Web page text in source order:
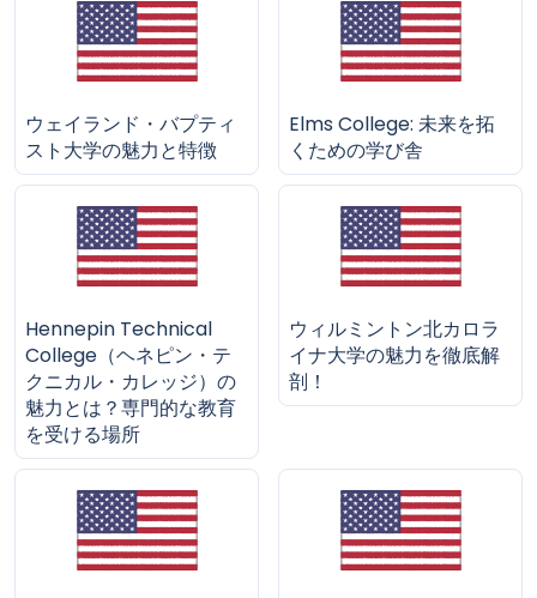
ウェイランド・バプティ
スト大学の魅力と特徴
Elms College: 未来を拓
くための学び舎
Hennepin Technical
College（ヘネピン・テ
クニカル・カレッジ）の
魅力とは？専門的な教育
を受ける場所
ウィルミントン北カロラ
イナ大学の魅力を徹底解
剖！